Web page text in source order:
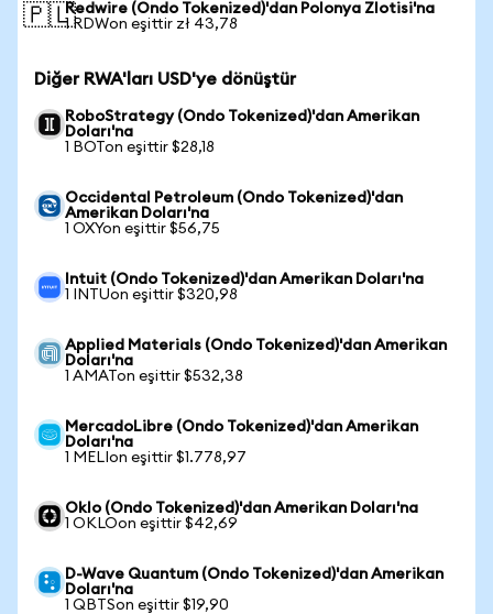
🇵🇱Redwire (Ondo Tokenized)'dan Polonya Zlotisi'na
1 RDWon eşittir zł 43,78
Diğer RWA'ları USD'ye dönüştür
RoboStrategy (Ondo Tokenized)'dan Amerikan
Doları'na
1 BOTon eşittir $28,18
Occidental Petroleum (Ondo Tokenized)'dan
Amerikan Doları'na
1 OXYon eşittir $56,75
Intuit (Ondo Tokenized)'dan Amerikan Doları'na
1 INTUon eşittir $320,98
Applied Materials (Ondo Tokenized)'dan Amerikan
Doları'na
1 AMATon eşittir $532,38
MercadoLibre (Ondo Tokenized)'dan Amerikan
Doları'na
1 MELIon eşittir $1.778,97
Oklo (Ondo Tokenized)'dan Amerikan Doları'na
1 OKLOon eşittir $42,69
D-Wave Quantum (Ondo Tokenized)'dan Amerikan
Doları'na
1 QBTSon eşittir $19,90